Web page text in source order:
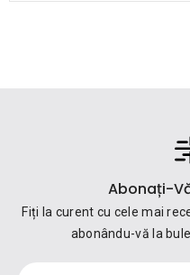
Abonați-
Fiți la curent cu cele mai
abonându-vă la